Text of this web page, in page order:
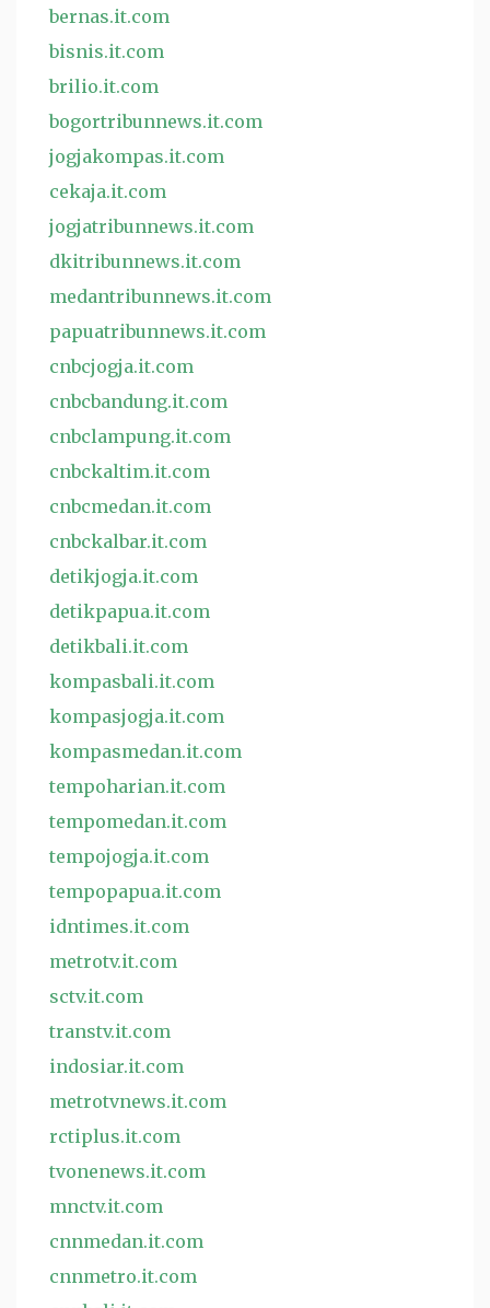
bernas.it.com
bisnis.it.com
brilio.it.com
bogortribunnews.it.com
jogjakompas.it.com
cekaja.it.com
jogjatribunnews.it.com
dkitribunnews.it.com
medantribunnews.it.com
papuatribunnews.it.com
cnbcjogja.it.com
cnbcbandung.it.com
cnbclampung.it.com
cnbckaltim.it.com
cnbcmedan.it.com
cnbckalbar.it.com
detikjogja.it.com
detikpapua.it.com
detikbali.it.com
kompasbali.it.com
kompasjogja.it.com
kompasmedan.it.com
tempoharian.it.com
tempomedan.it.com
tempojogja.it.com
tempopapua.it.com
idntimes.it.com
metrotv.it.com
sctv.it.com
transtv.it.com
indosiar.it.com
metrotvnews.it.com
rctiplus.it.com
tvonenews.it.com
mnctv.it.com
cnnmedan.it.com
cnnmetro.it.com